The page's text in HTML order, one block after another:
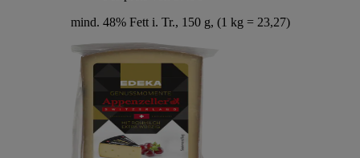
mind. 48% Fett i. Tr., 150 g, (1 kg = 23,27)